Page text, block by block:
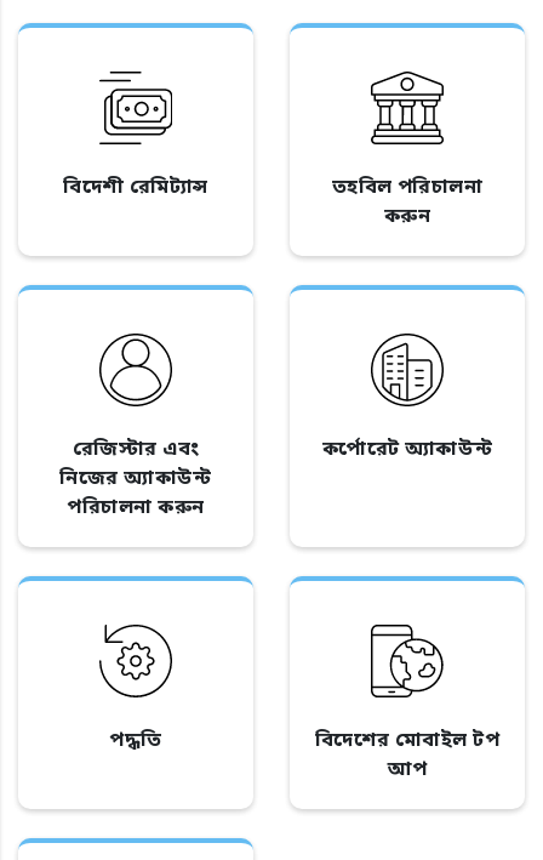
বিদেশী রেমিট্যান্স
তহবিল পরিচালনা
করুন
রেজিস্টার এবং
নিজের অ্যাকাউন্ট
পরিচালনা করুন
কর্পোরেট অ্যাকাউন্ট
পদ্ধতি
বিদেশের মোবাইল টপ
আপ